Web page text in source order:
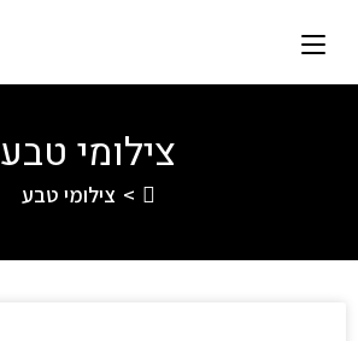
צילומי טבע
> צילומי טבע